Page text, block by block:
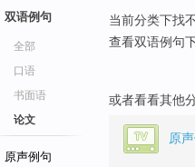
双语例句
全部
口语
书面语
论文
原声例句
当前分类下找
查看双语例句
或者看看其他
原